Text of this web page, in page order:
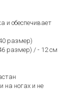
и обеспечивает
размер)
размер) / - 12 см
ногах и не